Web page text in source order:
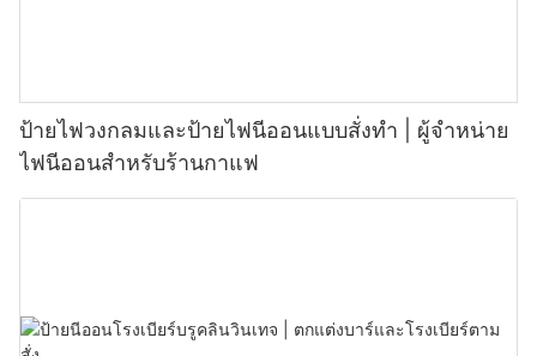
ป้ายไฟวงกลมและป้ายไฟนีออนแบบสั่งทำ | ผู้จำหน่าย
ไฟนีออนสำหรับร้านกาแฟ